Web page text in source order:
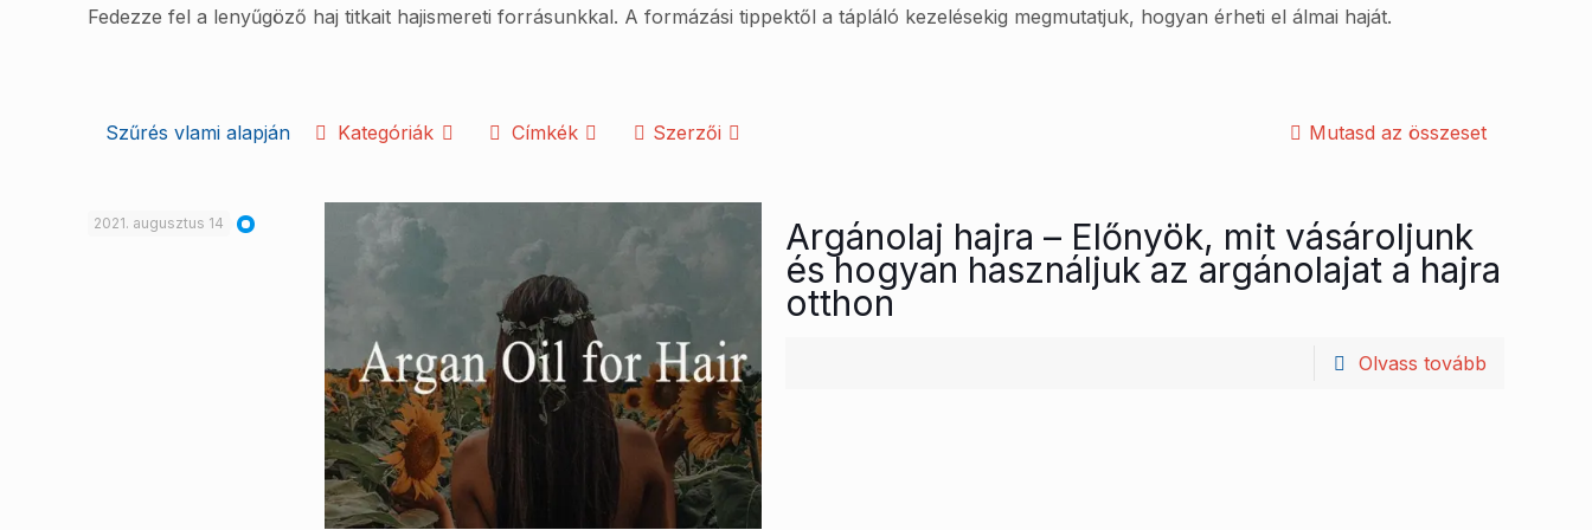
Fedezze fel a lenyűgöző haj titkait hajismereti forrásunkkal. A formázási tippektől a tápláló kezelésekig megmutatjuk, hogyan érheti el álmai haját.
Szűrés vlami alapján Kategóriák Címkék Szerzői Mutasd az összeset
2021. augusztus 14 Argánolaj hajra – Előnyök, mit vásároljunk
és hogyan használjuk az argánolajat a hajra
otthon
Olvass tovább